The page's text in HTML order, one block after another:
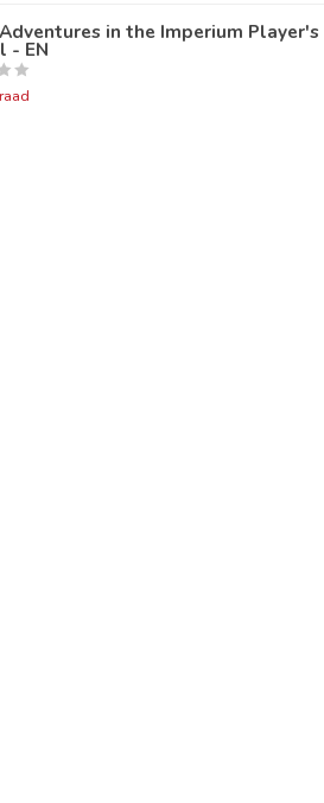
in the Imperium Player's
- EN